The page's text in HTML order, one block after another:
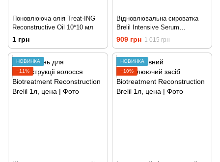
Поновлююча олія Treat-ING
Reconstructive Oil 10*10 мл
1 грн
Відновлювальна сироватка
Brelil Intensive Serum
Reconstruction 10*15 мл
909 грн 1 015 грн
НОВИНКА
−11%
НОВИНКА
−10%